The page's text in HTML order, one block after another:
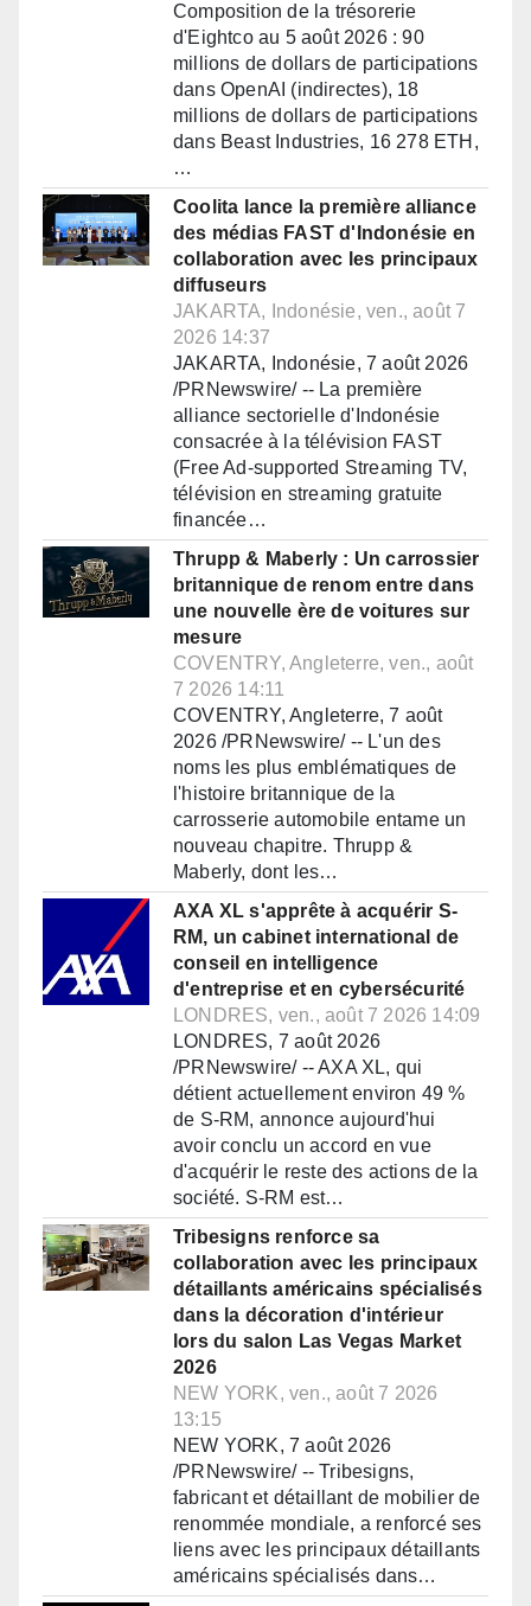
Composition de la trésorerie
d'Eightco au 5 août 2026 : 90
millions de dollars de participations
dans OpenAI (indirectes), 18
millions de dollars de participations
dans Beast Industries, 16 278 ETH,
…
Coolita lance la première alliance
des médias FAST d'Indonésie en
collaboration avec les principaux
diffuseurs
JAKARTA, Indonésie, ven., août 7
2026 14:37
JAKARTA, Indonésie, 7 août 2026
/PRNewswire/ -- La première
alliance sectorielle d'Indonésie
consacrée à la télévision FAST
(Free Ad-supported Streaming TV,
télévision en streaming gratuite
financée…
Thrupp & Maberly : Un carrossier
britannique de renom entre dans
une nouvelle ère de voitures sur
mesure
COVENTRY, Angleterre, ven., août
7 2026 14:11
COVENTRY, Angleterre, 7 août
2026 /PRNewswire/ -- L'un des
noms les plus emblématiques de
l'histoire britannique de la
carrosserie automobile entame un
nouveau chapitre. Thrupp &
Maberly, dont les…
AXA XL s'apprête à acquérir S-
RM, un cabinet international de
conseil en intelligence
d'entreprise et en cybersécurité
LONDRES, ven., août 7 2026 14:09
LONDRES, 7 août 2026
/PRNewswire/ -- AXA XL, qui
détient actuellement environ 49 %
de S-RM, annonce aujourd'hui
avoir conclu un accord en vue
d'acquérir le reste des actions de la
société. S-RM est…
Tribesigns renforce sa
collaboration avec les principaux
détaillants américains spécialisés
dans la décoration d'intérieur
lors du salon Las Vegas Market
2026
NEW YORK, ven., août 7 2026
13:15
NEW YORK, 7 août 2026
/PRNewswire/ -- Tribesigns,
fabricant et détaillant de mobilier de
renommée mondiale, a renforcé ses
liens avec les principaux détaillants
américains spécialisés dans…